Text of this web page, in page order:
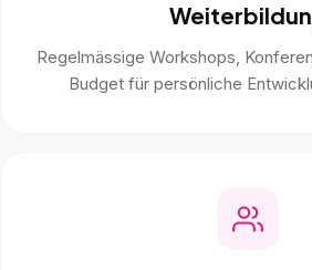
Regelmässige Workshops,
Budget für persönliche